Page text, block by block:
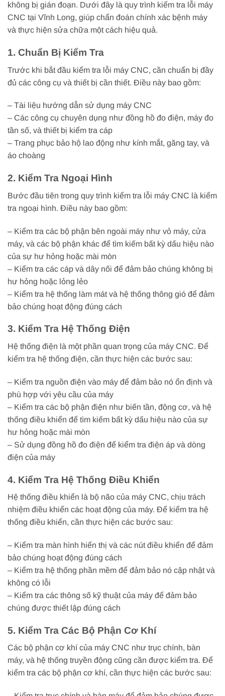
không bị gián đoạn. Dưới đây là quy trình kiểm tra lỗi máy
CNC tại Vĩnh Long, giúp chẩn đoán chính xác bệnh máy
và thực hiện sửa chữa một cách hiệu quả.
1. Chuẩn Bị Kiểm Tra
Trước khi bắt đầu kiểm tra lỗi máy CNC, cần chuẩn bị đầy
đủ các công cụ và thiết bị cần thiết. Điều này bao gồm:
– Tài liệu hướng dẫn sử dụng máy CNC
– Các công cụ chuyên dụng như đồng hồ đo điện, máy đo
tần số, và thiết bị kiểm tra cáp
– Trang phục bảo hộ lao động như kính mắt, găng tay, và
áo choàng
2. Kiểm Tra Ngoại Hình
Bước đầu tiên trong quy trình kiểm tra lỗi máy CNC là kiểm
tra ngoại hình. Điều này bao gồm:
– Kiểm tra các bộ phận bên ngoài máy như vỏ máy, cửa
máy, và các bộ phận khác để tìm kiếm bất kỳ dấu hiệu nào
của sự hư hỏng hoặc mài mòn
– Kiểm tra các cáp và dây nối để đảm bảo chúng không bị
hư hỏng hoặc lỏng lẻo
– Kiểm tra hệ thống làm mát và hệ thống thông gió để đảm
bảo chúng hoạt động đúng cách
3. Kiểm Tra Hệ Thống Điện
Hệ thống điện là một phần quan trọng của máy CNC. Để
kiểm tra hệ thống điện, cần thực hiện các bước sau:
– Kiểm tra nguồn điện vào máy để đảm bảo nó ổn định và
phù hợp với yêu cầu của máy
– Kiểm tra các bộ phận điện như biến tần, động cơ, và hệ
thống điều khiển để tìm kiếm bất kỳ dấu hiệu nào của sự
hư hỏng hoặc mài mòn
– Sử dụng đồng hồ đo điện để kiểm tra điện áp và dòng
điện của máy
4. Kiểm Tra Hệ Thống Điều Khiển
Hệ thống điều khiển là bộ não của máy CNC, chịu trách
nhiệm điều khiển các hoạt động của máy. Để kiểm tra hệ
thống điều khiển, cần thực hiện các bước sau:
– Kiểm tra màn hình hiển thị và các nút điều khiển để đảm
bảo chúng hoạt động đúng cách
– Kiểm tra hệ thống phần mềm để đảm bảo nó cập nhật và
không có lỗi
– Kiểm tra các thông số kỹ thuật của máy để đảm bảo
chúng được thiết lập đúng cách
5. Kiểm Tra Các Bộ Phận Cơ Khí
Các bộ phận cơ khí của máy CNC như trục chính, bàn
máy, và hệ thống truyền động cũng cần được kiểm tra. Để
kiểm tra các bộ phận cơ khí, cần thực hiện các bước sau: